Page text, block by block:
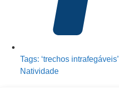
Tags: ‘trechos intrafegáveis’
Natividade